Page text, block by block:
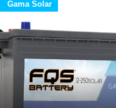
Gama Solar